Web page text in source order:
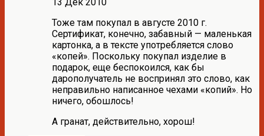
Тоже там покупал в августе 2010 г.
Сертификат, конечно, забавный — маленькая
картонка, а в тексте употребляется слово
«копей». Поскольку покупал изделие в
подарок, еще беспокоился, как бы
дарополучатель не воспринял это слово, как
неправильно написанное чехами «копий». Но
ничего, обошлось!
А гранат, действительно, хорош!